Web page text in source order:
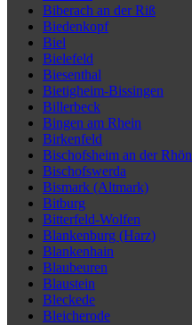
Biberach an der Riß
Biedenkopf
Biel
Bielefeld
Biesenthal
Bietigheim-Bissingen
Billerbeck
Bingen am Rhein
Birkenfeld
Bischofsheim an der Rhön
Bischofswerda
Bismark (Altmark)
Bitburg
Bitterfeld-Wolfen
Blankenburg (Harz)
Blankenhain
Blaubeuren
Blaustein
Bleckede
Bleicherode